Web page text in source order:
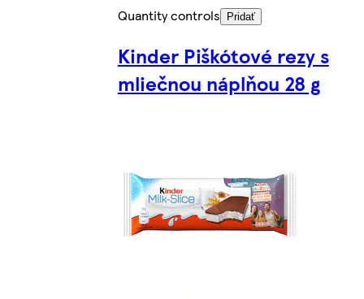
Quantity controls
Pridať
Kinder Piškótové rezy s
mliečnou náplňou 28 g